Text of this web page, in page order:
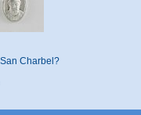
Charbel?